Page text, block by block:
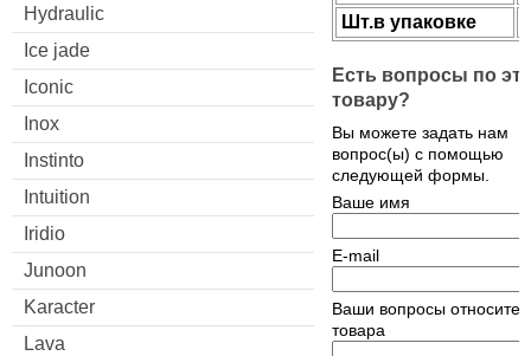
Hydraulic
Ice jade
Iconic
Inox
Instinto
Intuition
Iridio
Junoon
Karacter
Lava
Шт.в упаковке
Есть вопросы по
товару?
Вы можете задать нам
вопрос(ы) с помощью
следующей формы.
Ваше имя
E-mail
Ваши вопросы
товара